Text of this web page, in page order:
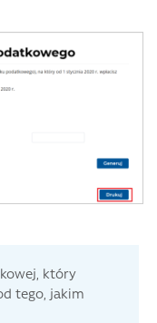
który
tego, jakim